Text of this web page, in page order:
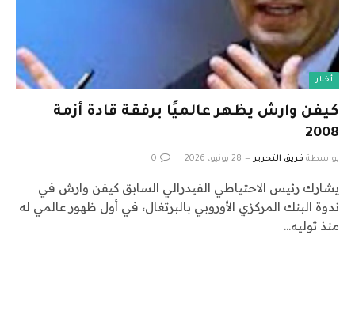
أخبار
كيفن وارش يظهر عالميًا برفقة قادة أزمة
2008
بواسطة فريق التحرير 28 يونيو، 2026 0
يشارك رئيس الاحتياطي الفيدرالي السابق كيفن وارش في
ندوة البنك المركزي الأوروبي بالبرتغال، في أول ظهور عالمي له
منذ توليه…